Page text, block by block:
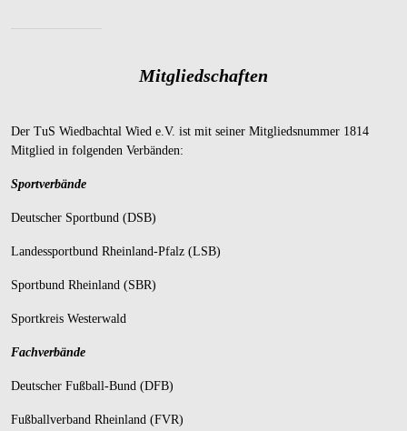
Mitgliedschaften
Der TuS Wiedbachtal Wied e.V. ist mit seiner Mitgliedsnummer 1814
Mitglied in folgenden Verbänden:
Sportverbände
Deutscher Sportbund (DSB)
Landessportbund Rheinland-Pfalz (LSB)
Sportbund Rheinland (SBR)
Sportkreis Westerwald
Fachverbände
Deutscher Fußball-Bund (DFB)
Fußballverband Rheinland (FVR)